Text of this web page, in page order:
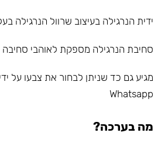
ידית הנרגילה בעיצוב שרוול הנרגילה
סחיבת הנרגילה מספקת לאוהבי סחיבה
מגיע גם כד שניתן לבחור את צבעו על
Whatsapp
מה בערכה?